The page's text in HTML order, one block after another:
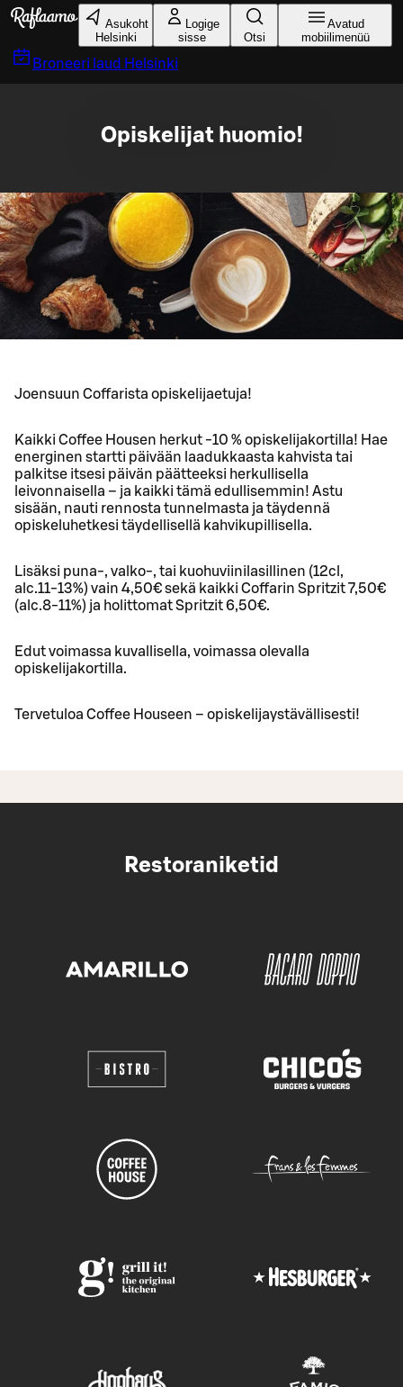
Liigu peamise sisu juurde
Asukoht
Helsinki
Logige
sisse
Otsi
Avatud
mobiilimenüü
Broneeri laud Helsinki
Opiskelijat huomio!
Joensuun Coffarista opiskelijaetuja!
Kaikki Coffee Housen herkut -10 % opiskelijakortilla! Hae
energinen startti päivään laadukkaasta kahvista tai
palkitse itsesi päivän päätteeksi herkullisella
leivonnaisella – ja kaikki tämä edullisemmin! Astu
sisään, nauti rennosta tunnelmasta ja täydennä
opiskeluhetkesi täydellisellä kahvikupillisella.
Lisäksi puna-, valko-, tai kuohuviinilasillinen (12cl,
alc.11-13%) vain 4,50€ sekä kaikki Coffarin Spritzit 7,50€
(alc.8-11%) ja holittomat Spritzit 6,50€.
Edut voimassa kuvallisella, voimassa olevalla
opiskelijakortilla.
Tervetuloa Coffee Houseen – opiskelijaystävällisesti!
Restoraniketid